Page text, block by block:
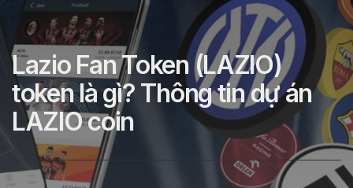
Lazio Fan Token (LAZIO)
token là gì? Thông tin dự án
LAZIO coin